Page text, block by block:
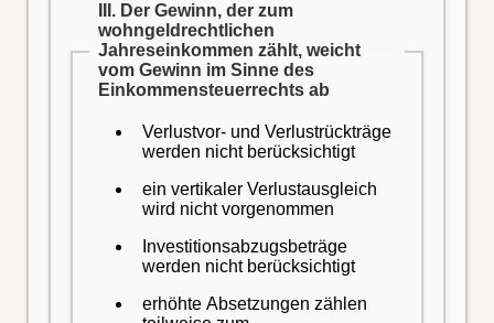
III. Der Gewinn, der zum
wohngeldrechtlichen
Jahreseinkommen zählt, weicht
vom Gewinn im Sinne des
Einkommensteuerrechts ab
Verlustvor- und Verlustrückträge
werden nicht berücksichtigt
ein vertikaler Verlustausgleich
wird nicht vorgenommen
Investitionsabzugsbeträge
werden nicht berücksichtigt
erhöhte Absetzungen zählen